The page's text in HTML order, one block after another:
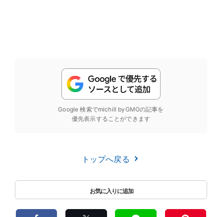
Google 検索でmichill byGMOの記事を
優先表示することができます
トップへ戻る